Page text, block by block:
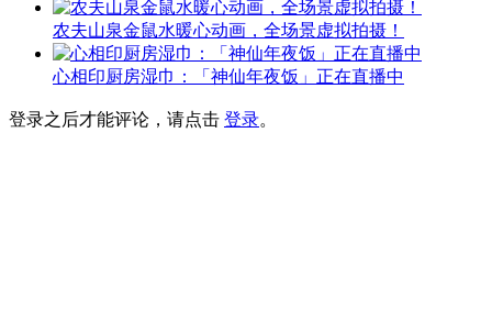
农夫山泉金鼠水暖心动画，全场景虚拟拍摄！
心相印厨房湿巾：「神仙年夜饭」正在直播中
登录之后才能评论，请点击 登录。